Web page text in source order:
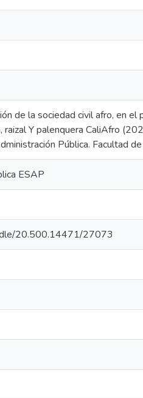
de la sociedad civil afro, en
raizal Y palenquera CaliAfro
Pública. Facultad
ESAP
20.500.14471/27073